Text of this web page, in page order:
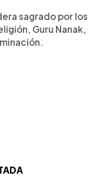
sagrado por los
Guru Nanak,